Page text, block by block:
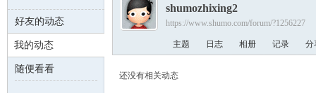
数 ›
好友的动态
我的动态
随便看看
shumozhixing2
https://www.shumo.com/forum/?1256227
主题 日志 相册 记录 分
还没有相关动态